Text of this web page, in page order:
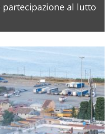
al lutto